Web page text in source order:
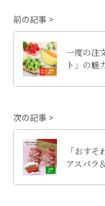
前の記事
一度の注
ト」の魅
次の記事
「おす
アスパラ